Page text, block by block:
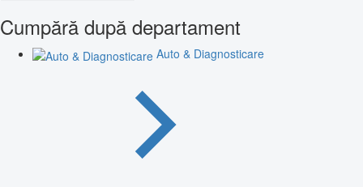
Cumpără după departament
Auto & Diagnosticare